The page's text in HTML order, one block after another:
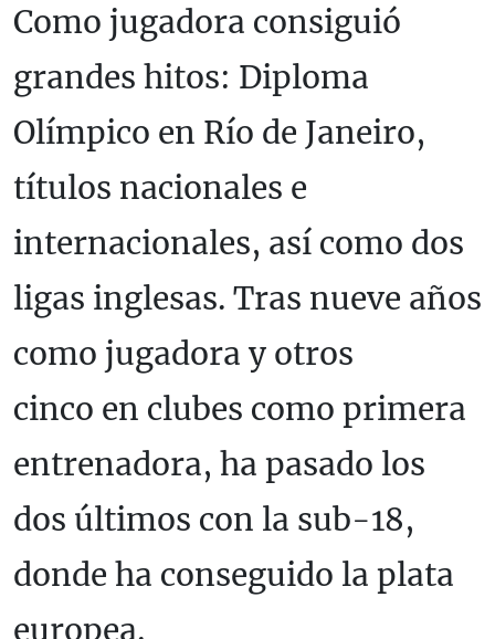
Como jugadora consiguió
grandes hitos: Diploma
Olímpico en Río de Janeiro,
títulos nacionales e
internacionales, así como dos
ligas inglesas. Tras nueve años
como jugadora y otros
cinco en clubes como primera
entrenadora, ha pasado los
dos últimos con la sub-18,
donde ha conseguido la plata
europea.